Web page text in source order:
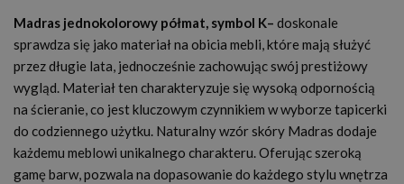
Madras jednokolorowy półmat, symbol K– doskonale
sprawdza się jako materiał na obicia mebli, które mają służyć
przez długie lata, jednocześnie zachowując swój prestiżowy
wygląd. Materiał ten charakteryzuje się wysoką odpornością
na ścieranie, co jest kluczowym czynnikiem w wyborze tapicerki
do codziennego użytku. Naturalny wzór skóry Madras dodaje
każdemu meblowi unikalnego charakteru. Oferując szeroką
gamę barw, pozwala na dopasowanie do każdego stylu wnętrza